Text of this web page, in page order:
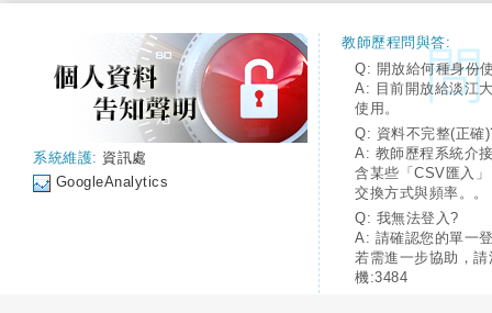
系統維護: 資訊處
GoogleAnalytics
教師歷程問與答:
Q: 開放給何種身份
A: 目前開放給淡江
使用。
Q: 資料不完整(正確
A: 教師歷程系統介
含某些「CSV匯入
交換方式與頻率。。
Q: 我無法登入?
A: 請確認您的單一
若需進一步協助，
機:3484